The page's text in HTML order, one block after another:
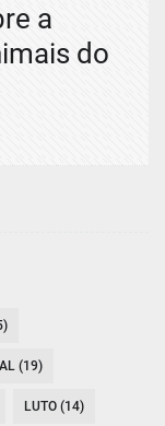
a
do
(19)
LUTO (14)